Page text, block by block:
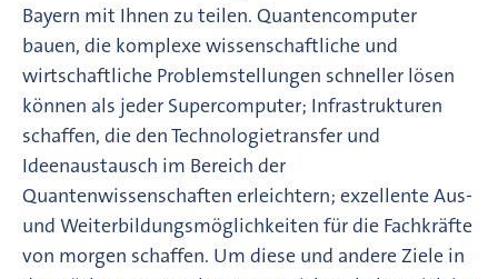
Bayern mit Ihnen zu teilen. Quantencomputer
bauen, die komplexe wissenschaftliche und
wirtschaftliche Problemstellungen schneller lösen
können als jeder Supercomputer; Infrastrukturen
schaffen, die den Technologietransfer und
Ideenaustausch im Bereich der
Quantenwissenschaften erleichtern; exzellente Aus-
und Weiterbildungsmöglichkeiten für die Fachkräfte
von morgen schaffen. Um diese und andere Ziele in